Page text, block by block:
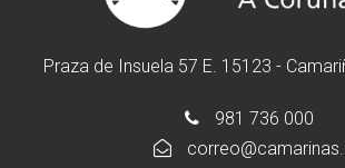
Praza de Insuela 57 E. 15123 -
981 736 000